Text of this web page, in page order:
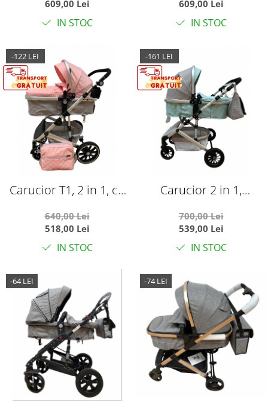
609,00 Lei
IN STOC
609,00 Lei
IN STOC
-122 LEI
Carucior T1, 2 in 1, cu
geanta, roz/gri
640,00 Lei
518,00 Lei
IN STOC
-161 LEI
Carucior 2 in 1,
T7 Verde deschis
700,00 Lei
539,00 Lei
IN STOC
-64 LEI -74 LEI